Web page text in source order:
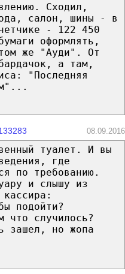
Сходил,
салон, шины - в
- 122 450
оформлять,
же "Ауди". От
а там,
"Последняя
08.09.2016
туалет. И вы
где
по требованию.
и слышу из
подойти?
что случилось?
зашел, но жопа